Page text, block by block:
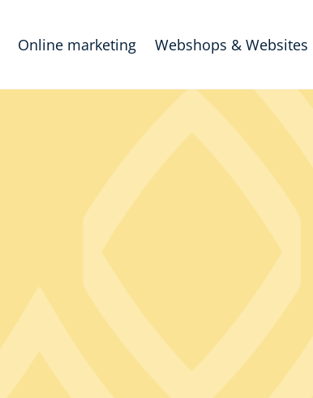
Online marketing Webshops & Websites